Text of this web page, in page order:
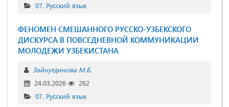
07. Русский язык
ФЕНОМЕН СМЕШАННОГО РУССКО-УЗБЕКСКОГО
ДИСКУРСА В ПОВСЕДНЕВНОЙ КОММУНИКАЦИИ
МОЛОДЕЖИ УЗБЕКИСТАНА
Зайнутдинова М.Б.
24.03.2026
262
07. Русский язык